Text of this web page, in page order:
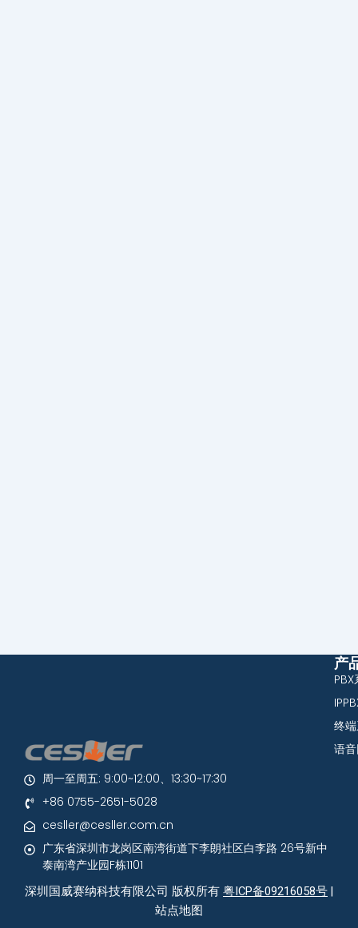
周一至周五: 9:00~12:00、13:30~17:30
+86 0755-2651-5028
cesller@cesller.com.cn
广东省深圳市龙岗区南湾街道下李朗社区白李路 26号新中
泰南湾产业园F栋1101
产
终
语
深圳国威赛纳科技有限公司 版权所有 粤ICP备09216058号 |
站点地图